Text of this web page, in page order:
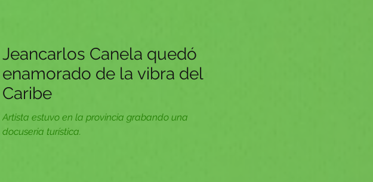
Jeancarlos Canela quedó
enamorado de la vibra del
Caribe
Artista estuvo en la provincia grabando una
docuseria turística.